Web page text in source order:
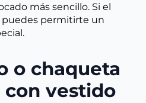
más sencillo. Si el
puedes permitirte un
o chaqueta
vestido